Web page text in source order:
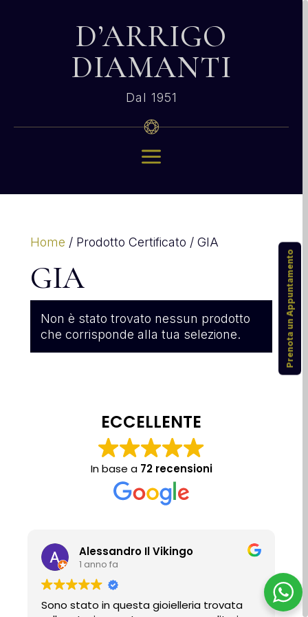
D’ARRIGO
DIAMANTI
Dal 1951
a
Home / Prodotto Certificato / GIA
GIA
Non è stato trovato nessun prodotto
che corrisponde alla tua selezione.
ECCELLENTE
In base a 72 recensioni
Alessandro Il Vikingo
1 anno fa
Sono stato in questa gioielleria trovata
Prenota un Appuntamento